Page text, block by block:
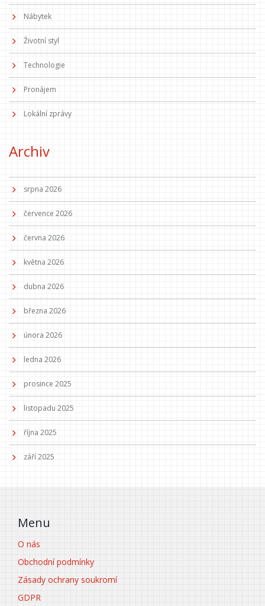
Nábytek
Životní styl
Technologie
Pronájem
Lokální zprávy
Archiv
srpna 2026
července 2026
června 2026
května 2026
dubna 2026
března 2026
února 2026
ledna 2026
prosince 2025
listopadu 2025
října 2025
září 2025
Menu
O nás
Obchodní podmínky
Zásady ochrany soukromí
GDPR